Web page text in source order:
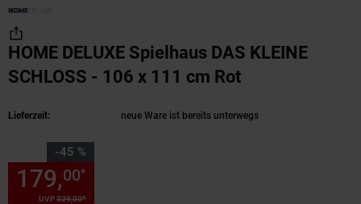
HOME DELUXE Spielhaus DAS KLEINE
SCHLOSS - 106 x 111 cm Rot
Lieferzeit: neue Ware ist bereits unterwegs
-45 %
Sie Sparen 45 Prozent,
UVP329,00*
179,00*